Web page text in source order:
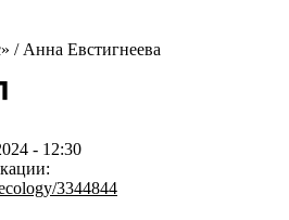
/ Анна Евстигнеева
- 12:30
3344844